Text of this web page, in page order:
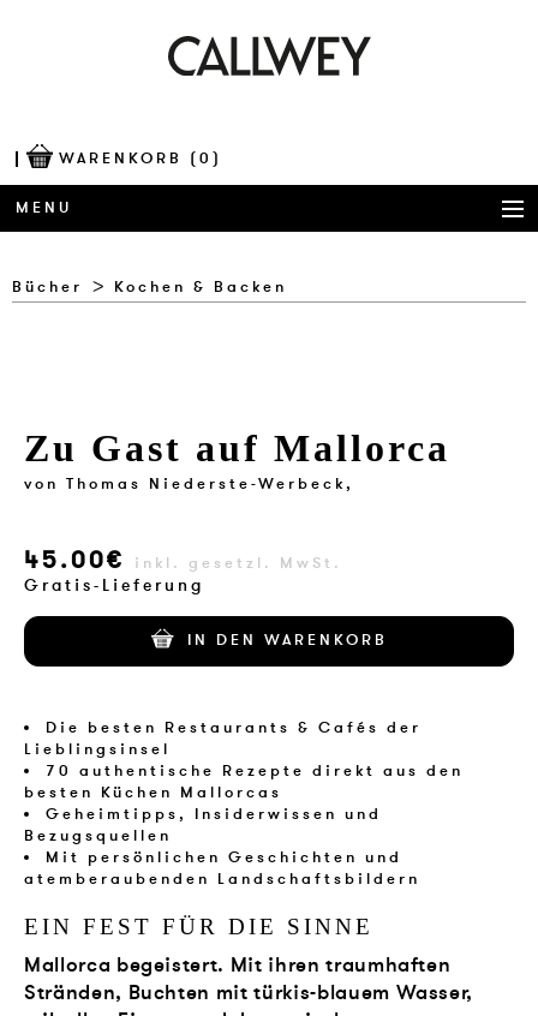
WARENKORB (0)
MENU
CORPORATE PUBLISHING
VERLAG
JOBS
SHOP
Bücher Kochen & Backen
Zu Gast auf Mallorca
von Thomas Niederste-Werbeck,
45.00€ inkl. gesetzl. MwSt.
Gratis-Lieferung
IN DEN WARENKORB
Die besten Restaurants & Cafés der
Lieblingsinsel
70 authentische Rezepte direkt aus den
besten Küchen Mallorcas
Geheimtipps, Insiderwissen und
Bezugsquellen
Mit persönlichen Geschichten und
atemberaubenden Landschaftsbildern
EIN FEST FÜR DIE SINNE
Mallorca begeistert. Mit ihren traumhaften
Stränden, Buchten mit türkis-blauem Wasser,